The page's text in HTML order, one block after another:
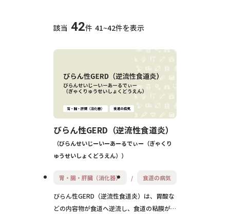
該当 42件 41~42件を表示
びらん性GERD（逆流性食道炎）
びらんせいじーいーあーるでぃー（ぎゃくり
ゅうせいしょくどうえん）
胃・腸・肝臓（消化器） 食道の病気
びらん性GERD（逆流性食道炎）は、胃酸な
どの内容物が食道へ逆流し、食道の粘膜が炎